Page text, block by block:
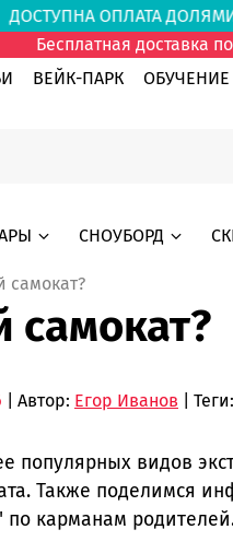
ОПЛАТА
Бесплатная доставка
ВЕЙК-ПАРК ОБУЧЕНИЕ
СНОУБОРД
самокат?
самокат?
| Автор: Егор Иванов | Теги:
популярных видов
Также поделимся
карманам